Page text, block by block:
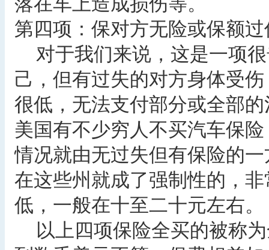
第四项：保对方无险或保额
对于我们来说，这是一项
己，但有过失的对方身体受
很低，无法支付部分或全部
美国有不少穷人不买汽车保
情况就由无过失但有保险的
在这些州就成了强制性的，
低，一般在十至二十元左右。
以上四项保险全买的被称